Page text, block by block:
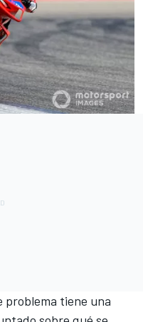
problema tiene una